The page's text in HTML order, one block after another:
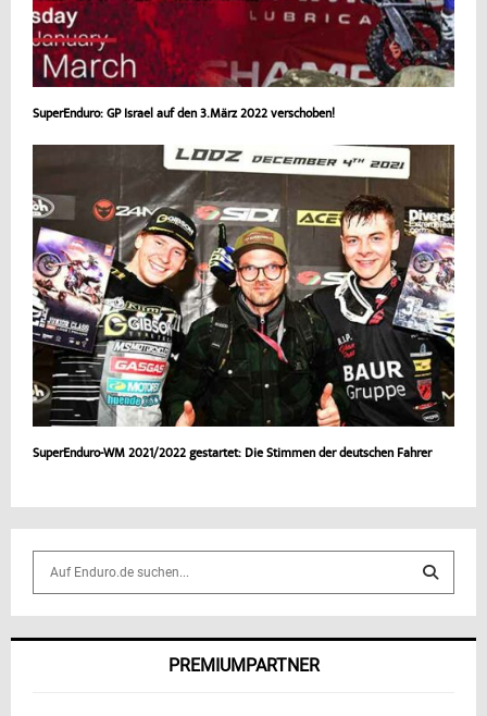
SuperEnduro: GP Israel auf den 3.März 2022 verschoben!
SuperEnduro-WM 2021/2022 gestartet: Die Stimmen der deutschen Fahrer
S
PREMIUMPARTNER